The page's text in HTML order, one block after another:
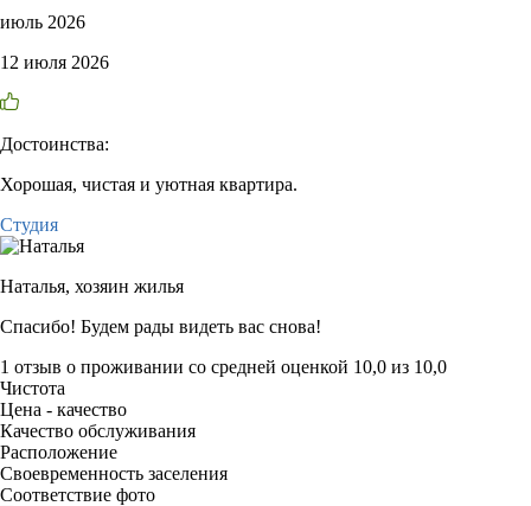
июль 2026
12 июля 2026
Достоинства:
Хорошая, чистая и уютная квартира.
Студия
Наталья, хозяин жилья
Спасибо! Будем рады видеть вас снова!
1 отзыв о проживании со средней оценкой 10,0 из 10,0
Чистота
Цена - качество
Качество обслуживания
Расположение
Своевременность заселения
Соответствие фото